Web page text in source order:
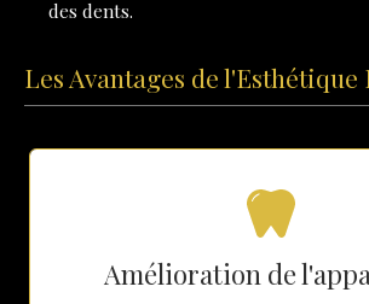
des dents.
Les Avantages de
Amélioration de